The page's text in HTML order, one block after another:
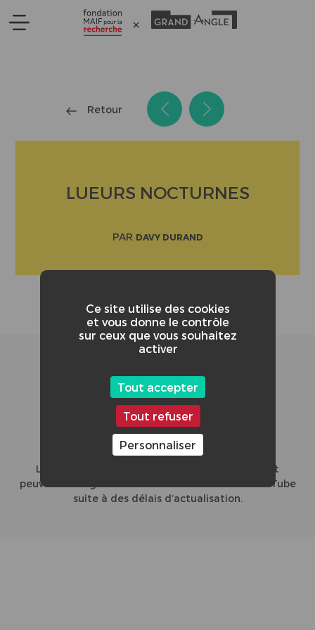
Retour
LUEURS NOCTURNES
PAR DAVY DURAND
46/86
CLASSEMENT GLOBAL DE LA VIDÉO :
L'affichage du nombre de vues et le classement
peuvent diverger entre le site du concours et YouTube
suite à des délais d’actualisation.
Ce site utilise des cookies
et vous donne le contrôle
sur ceux que vous souhaitez
activer
Tout accepter
Tout refuser
Personnaliser